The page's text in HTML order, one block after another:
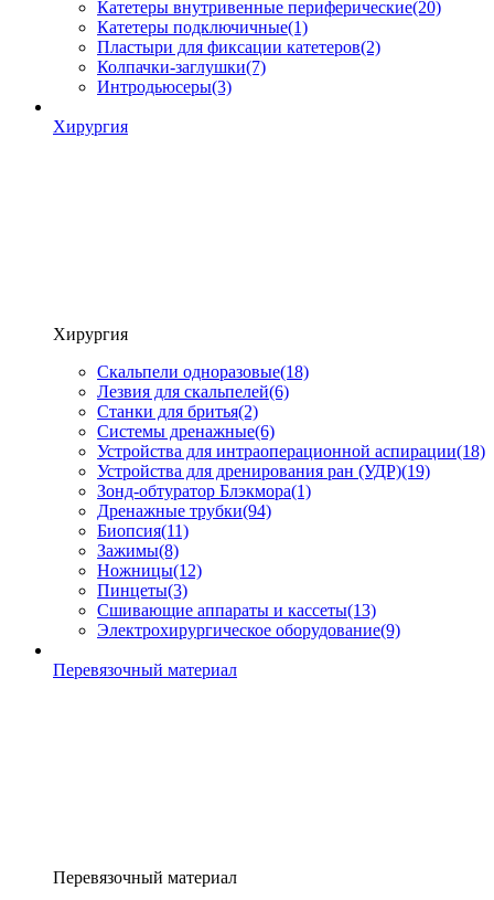
Катетеры внутривенные периферические(20)
Катетеры подключичные(1)
Пластыри для фиксации катетеров(2)
Колпачки-заглушки(7)
Интродьюсеры(3)
Хирургия
Хирургия
Скальпели одноразовые(18)
Лезвия для скальпелей(6)
Станки для бритья(2)
Системы дренажные(6)
Устройства для интраоперационной аспирации(18)
Устройства для дренирования ран (УДР)(19)
Зонд-обтуратор Блэкмора(1)
Дренажные трубки(94)
Биопсия(11)
Зажимы(8)
Ножницы(12)
Пинцеты(3)
Сшивающие аппараты и кассеты(13)
Электрохирургическое оборудование(9)
Перевязочный материал
Перевязочный материал